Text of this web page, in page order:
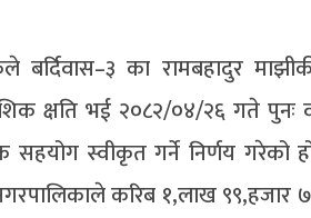
का रामबहादुर
क्षति भई २०८२/०४/२६ गते पुनः
सहयोग स्वीकृत गर्ने निर्णय गरेको
करिब १,लाख ९९,हजार